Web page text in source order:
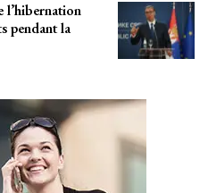
l’hibernation
pendant la